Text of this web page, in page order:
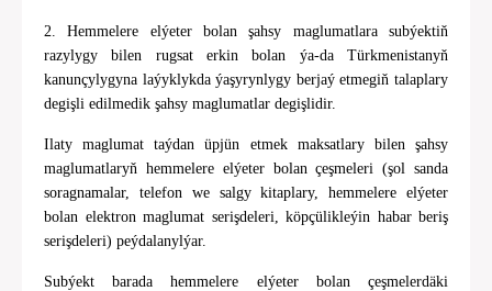
2. Hemmelere elýeter bolan şahsy maglumatlara subýektiň
razylygy bilen rugsat erkin bolan ýa-da Türkmenistanyň
kanunçylygyna laýyklykda ýaşyrynlygy berjaý etmegiň talaplary
degişli edilmedik şahsy maglumatlar degişlidir.
Ilaty maglumat taýdan üpjün etmek maksatlary bilen şahsy
maglumatlaryň hemmelere elýeter bolan çeşmeleri (şol sanda
soragnamalar, telefon we salgy kitaplary, hemmelere elýeter
bolan elektron maglumat serişdeleri, köpçülikleýin habar beriş
serişdeleri) peýdalanylýar.
Subýekt barada hemmelere elýeter bolan çeşmelerdäki